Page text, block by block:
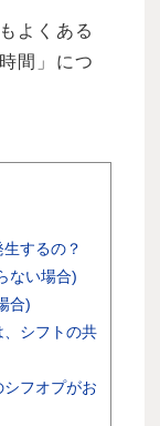
よくある
間」につ
するの？
ない場合)
合)
、シフトの共
フオプがお